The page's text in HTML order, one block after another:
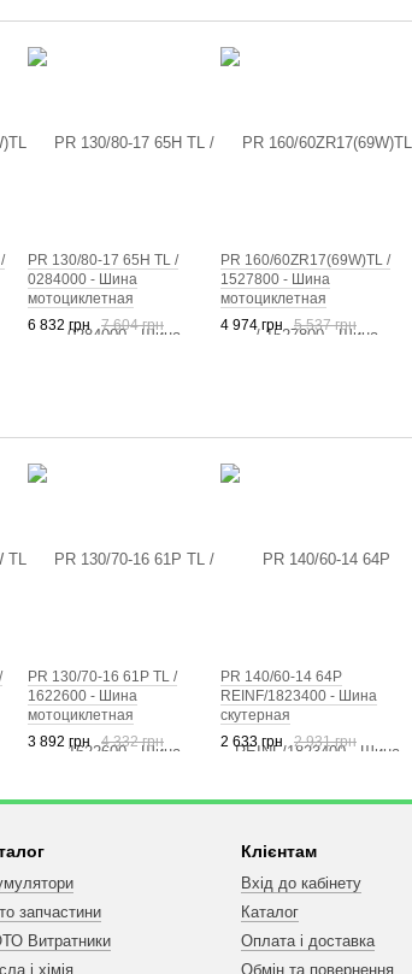
PR 130/80-17 65H TL /
0284000 - Шина
мотоциклетная
6 832 грн
7 604 грн
PR 160/60ZR17(69W)TL /
1527800 - Шина
мотоциклетная
4 974 грн
5 537 грн
PR 130/70-16 61P TL /
1622600 - Шина
мотоциклетная
3 892 грн
4 332 грн
PR 140/60-14 64P
REINF/1823400 - Шина
скутерная
2 633 грн
2 931 грн
запчастини
Витратники
і хімія
Клієнтам
Вхід до кабінету
Каталог
Оплата і доставка
Обмін та повернення